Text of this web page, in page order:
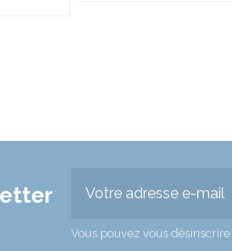
Vous pouvez vous